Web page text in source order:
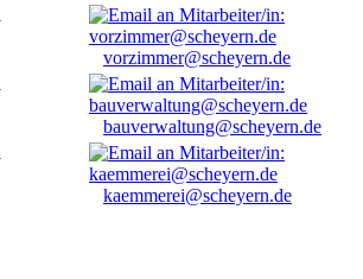
vorzimmer@scheyern.de
bauverwaltung@scheyern.de
kaemmerei@scheyern.de